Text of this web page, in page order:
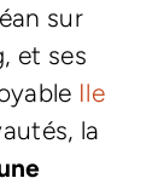
sur
et ses
Ile
la